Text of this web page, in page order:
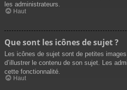
les administrateurs.
Haut
Que sont les icônes de sujet ?
Les icônes de sujet sont de petites
d’illustrer le contenu de son sujet. Les
cette fonctionnalité.
Haut